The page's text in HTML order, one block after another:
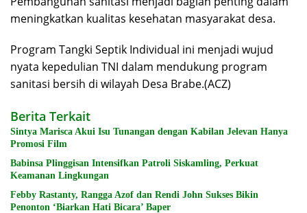
meningkatkan kualitas kesehatan masyarakat desa.
Program Tangki Septik Individual ini menjadi wujud
nyata kepedulian TNI dalam mendukung program
sanitasi bersih di wilayah Desa Brabe.(ACZ)
Berita Terkait
Sintya Marisca Akui Isu Tunangan dengan Kabilan Jelevan Hanya
Promosi Film
Babinsa Plinggisan Intensifkan Patroli Siskamling, Perkuat
Keamanan Lingkungan
Febby Rastanty, Rangga Azof dan Rendi John Sukses Bikin
Penonton ‘Biarkan Hati Bicara’ Baper